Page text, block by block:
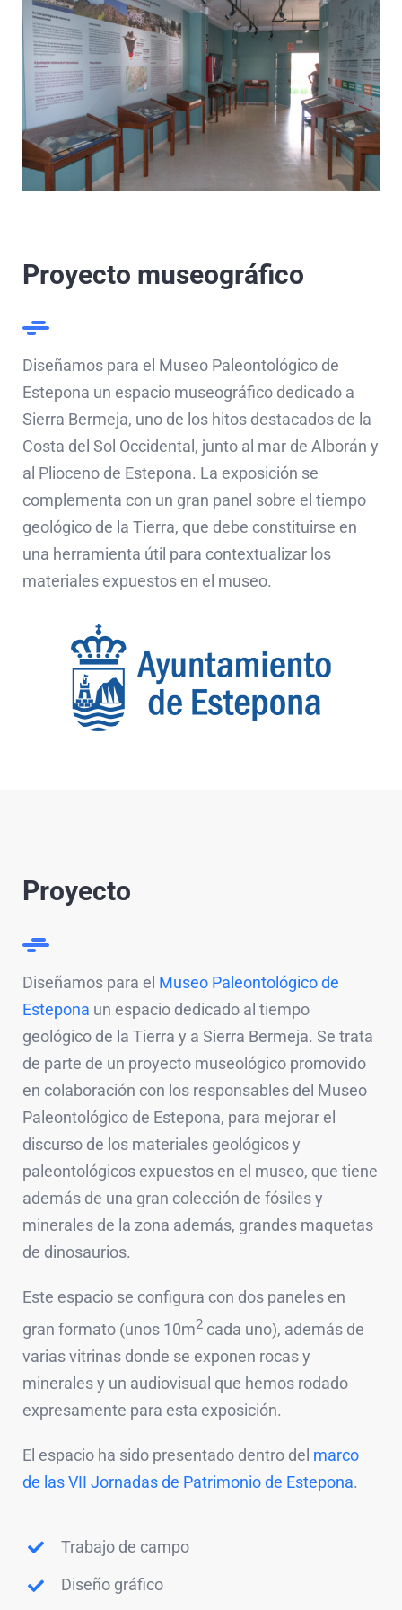
Proyecto museográfico
Diseñamos para el Museo Paleontológico de
Estepona un espacio museográfico dedicado a
Sierra Bermeja, uno de los hitos destacados de la
Costa del Sol Occidental, junto al mar de Alborán y
al Plioceno de Estepona. La exposición se
complementa con un gran panel sobre el tiempo
geológico de la Tierra, que debe constituirse en
una herramienta útil para contextualizar los
materiales expuestos en el museo.
Proyecto
Diseñamos para el Museo Paleontológico de
Estepona un espacio dedicado al tiempo
geológico de la Tierra y a Sierra Bermeja. Se trata
de parte de un proyecto museológico promovido
en colaboración con los responsables del Museo
Paleontológico de Estepona, para mejorar el
discurso de los materiales geológicos y
paleontológicos expuestos en el museo, que tiene
además de una gran colección de fósiles y
minerales de la zona además, grandes maquetas
de dinosaurios.
Este espacio se configura con dos paneles en
gran formato (unos 10m2 cada uno), además de
varias vitrinas donde se exponen rocas y
minerales y un audiovisual que hemos rodado
expresamente para esta exposición.
El espacio ha sido presentado dentro del marco
de las VII Jornadas de Patrimonio de Estepona.
Trabajo de campo
Diseño gráfico